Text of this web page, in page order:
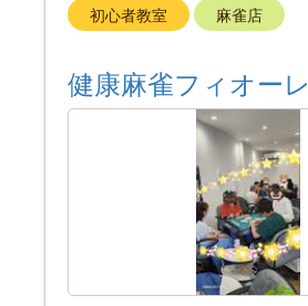
初心者教室
麻雀店
健康麻雀フィオーレ